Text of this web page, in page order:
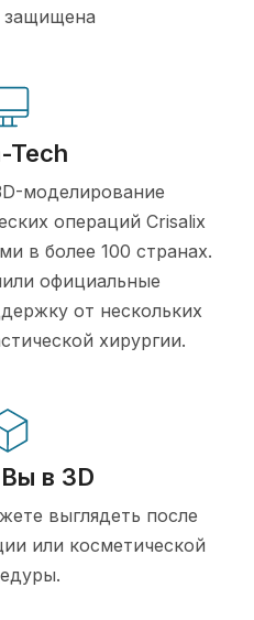
Tech
моделирование
операций Crisalix
в более 100 странах.
официальные
от нескольких
хирургии.
в 3D
выглядеть после
или косметической